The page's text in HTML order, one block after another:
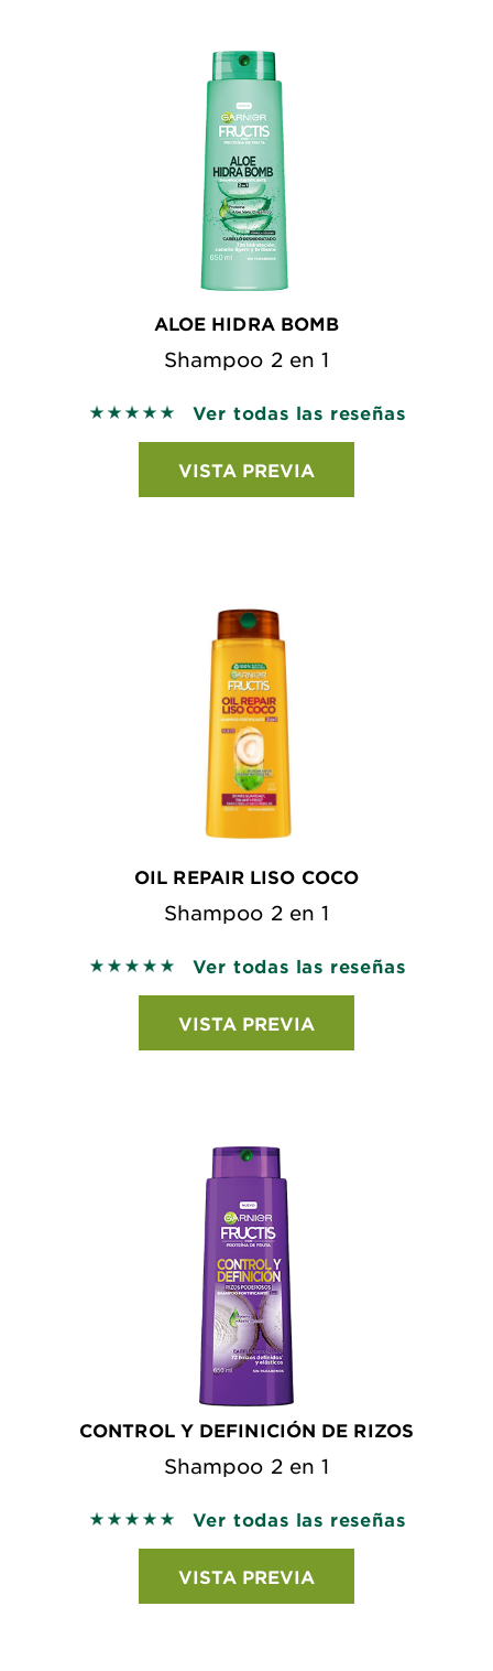
ALOE HIDRA BOMB
Shampoo 2 en 1
5 out of 5 stars based on reviews
Ver todas las reseñas
VISTA PREVIA
OIL REPAIR LISO COCO
Shampoo 2 en 1
5 out of 5 stars based on reviews
Ver todas las reseñas
VISTA PREVIA
CONTROL Y DEFINICIÓN DE RIZOS
Shampoo 2 en 1
5 out of 5 stars based on reviews
Ver todas las reseñas
VISTA PREVIA